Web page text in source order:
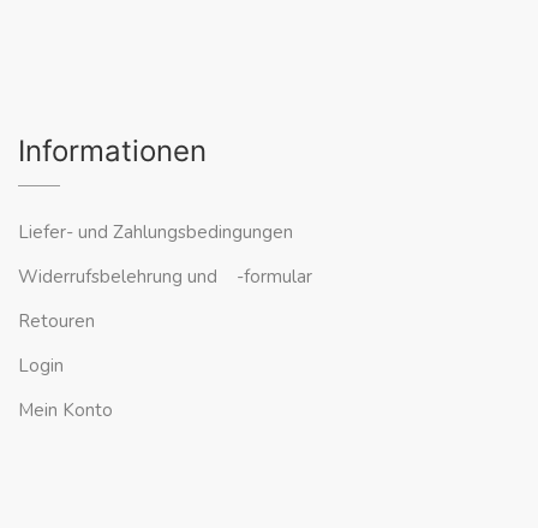
Informationen
Liefer- und Zahlungsbedingungen
Widerrufsbelehrung und -formular
Retouren
Login
Mein Konto